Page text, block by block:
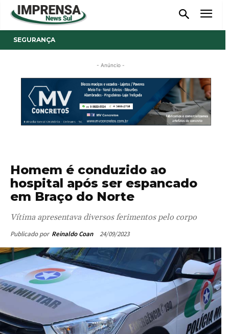
SEGURANÇA
- Anúncio -
Homem é conduzido ao
hospital após ser espancado
em Braço do Norte
Vítima apresentava diversos ferimentos pelo corpo
Publicado por Reinaldo Coan 24/09/2023